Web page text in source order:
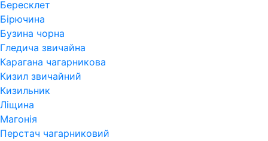
Бересклет
Бірючина
Бузина чорна
Гледича звичайна
Карагана чагарникова
Кизил звичайний
Кизильник
Ліщина
Магонія
Перстач чагарниковий